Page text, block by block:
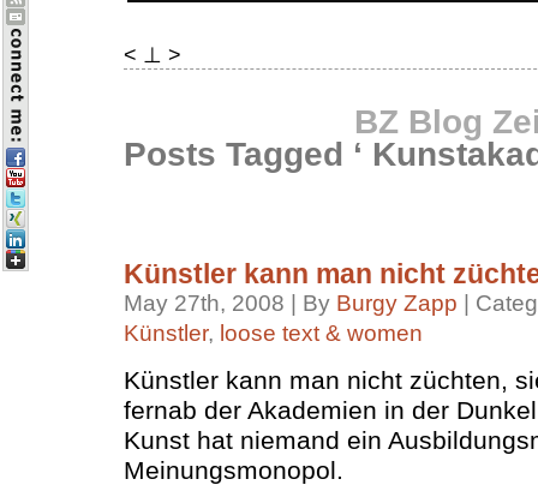
< ⊥ >
BZ Blog
Posts Tagged ‘
Künstler kann man nicht
May 27th, 2008 | By Burgy Zapp |
Künstler, loose text & women
Künstler kann man nicht züchten,
fernab der Akademien in der
Kunst hat niemand ein
Meinungsmonopol.